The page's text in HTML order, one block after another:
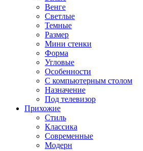
Венге
Светлые
Темные
Размер
Мини стенки
Форма
Угловые
Особенности
С компьютерным столом
Назначение
Под телевизор
Прихожие
Стиль
Классика
Современные
Модерн